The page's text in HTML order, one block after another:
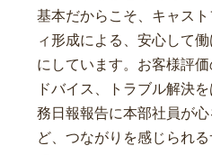
基本だからこそ、キャス
ィ形成による、安心して
にしています。お客様評
ドバイス、トラブル解決
務日報報告に本部社員が
ど、つながりを感じられ